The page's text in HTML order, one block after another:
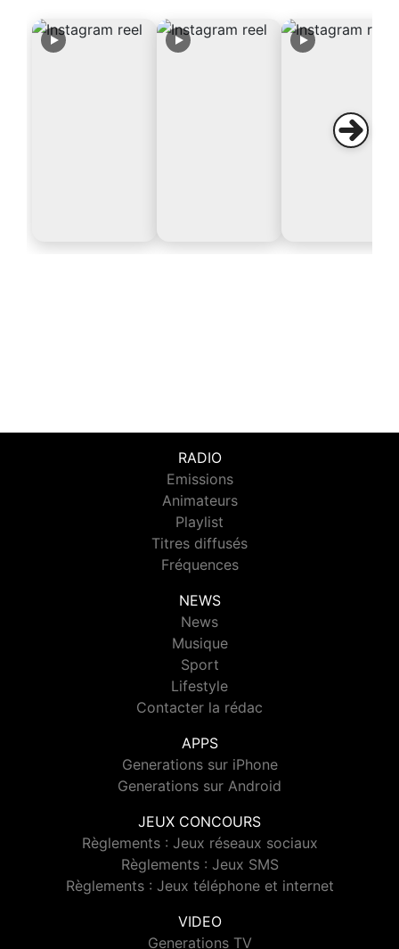
RADIO
Emissions
Animateurs
Playlist
Titres diffusés
Fréquences
NEWS
News
Musique
Sport
Lifestyle
Contacter la rédac
APPS
Generations sur iPhone
Generations sur Android
JEUX CONCOURS
Règlements : Jeux réseaux sociaux
Règlements : Jeux SMS
Règlements : Jeux téléphone et internet
VIDEO
Generations TV